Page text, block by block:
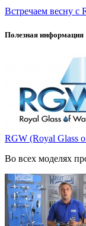
Встречаем весну с
Полезная информация
RGW (Royal Glass
Во всех моделях